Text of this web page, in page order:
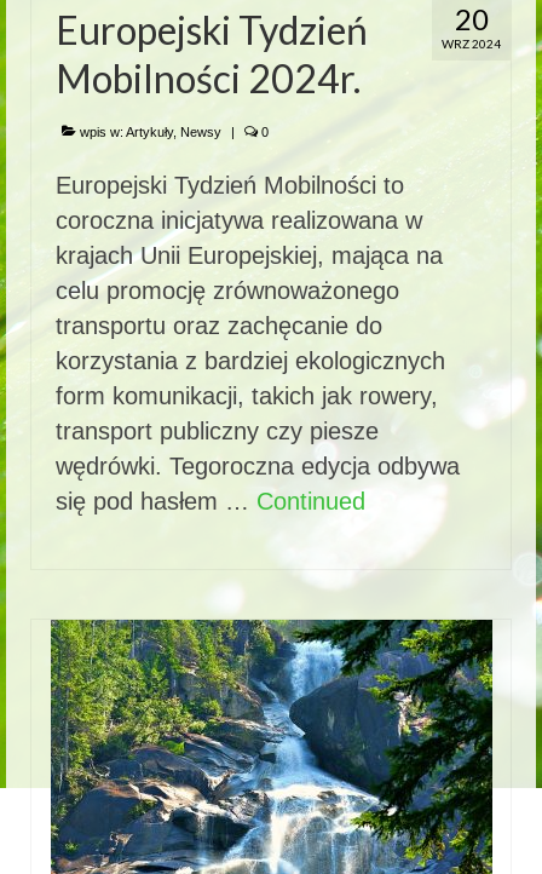
20
WRZ 2024
Europejski Tydzień
Mobilności 2024r.
wpis w: Artykuły, Newsy | 0
Europejski Tydzień Mobilności to
coroczna inicjatywa realizowana w
krajach Unii Europejskiej, mająca na
celu promocję zrównoważonego
transportu oraz zachęcanie do
korzystania z bardziej ekologicznych
form komunikacji, takich jak rowery,
transport publiczny czy piesze
wędrówki. Tegoroczna edycja odbywa
się pod hasłem … Continued